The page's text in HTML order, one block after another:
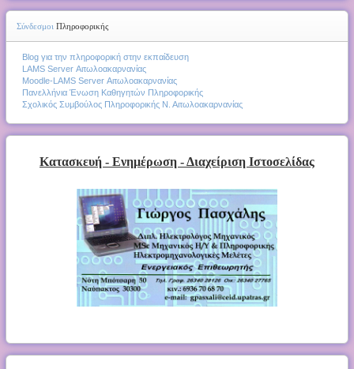
Σύνδεσμοι Πληροφορικής
Blog για την πληροφορική στην εκπαίδευση
LAMS Server Αιτωλοακαρνανίας
Moodle-LAMS Server Αιτωλοακαρνανίας
Πανελλήνια Ένωση Καθηγητών Πληροφορικής
Σχολικός Συμβούλος Πληροφορικής Ν. Αιτωλοακαρνανίας
Κατασκευή - Ενημέρωση - Διαχείριση Ιστοσελίδας